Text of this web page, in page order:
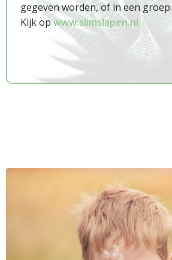
gegeven worden, of in een groep.
Kijk opwww.slimslapen.nl